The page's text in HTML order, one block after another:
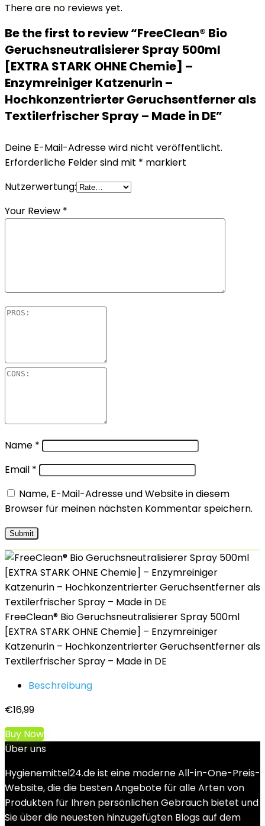
There are no reviews yet.
Be the first to review “FreeClean® Bio
Geruchsneutralisierer Spray 500ml
[EXTRA STARK OHNE Chemie] –
Enzymreiniger Katzenurin –
Hochkonzentrierter Geruchsentferner als
Textilerfrischer Spray – Made in DE”
Deine E-Mail-Adresse wird nicht veröffentlicht.
Erforderliche Felder sind mit * markiert
Nutzerwertung:
Your Review *
Name *
Email *
Name, E-Mail-Adresse und Website in diesem
Browser für meinen nächsten Kommentar speichern.
FreeClean® Bio Geruchsneutralisierer Spray 500ml
[EXTRA STARK OHNE Chemie] – Enzymreiniger
Katzenurin – Hochkonzentrierter Geruchsentferner als
Textilerfrischer Spray – Made in DE
Beschreibung
€16,99
Buy Now
Über uns
Hygienemittel24.de ist eine moderne All-in-One-Preis-
Website, die die besten Angebote für alle Arten von
Produkten für Ihren persönlichen Gebrauch bietet und
Sie über die neuesten hinzugefügten Blogs auf dem